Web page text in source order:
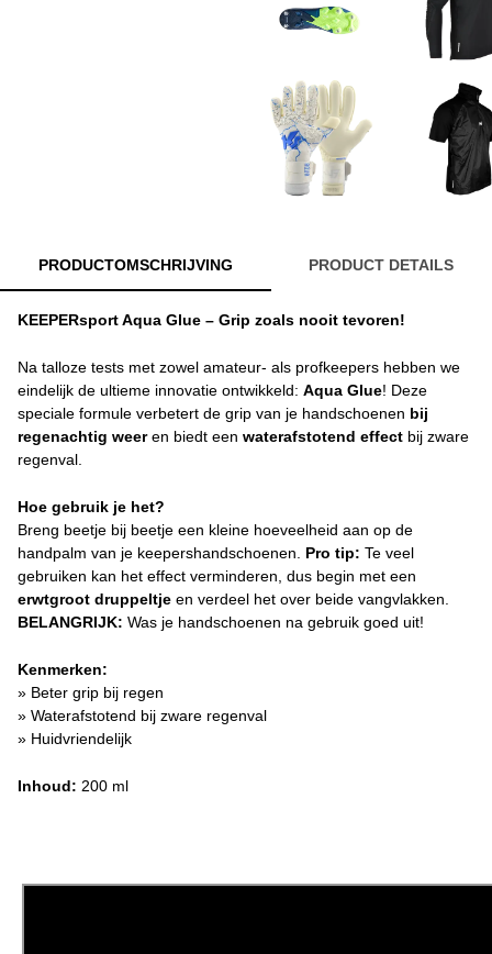
PRODUCTOMSCHRIJVING PRODUCT DETAILS
KEEPERsport Aqua Glue – Grip zoals nooit tevoren!
Na talloze tests met zowel amateur- als profkeepers hebben we
eindelijk de ultieme innovatie ontwikkeld: Aqua Glue! Deze
speciale formule verbetert de grip van je handschoenen bij
regenachtig weeren biedt een waterafstotend effect bij zware
regenval.
Hoe gebruik je het?
Breng beetje bij beetje een kleine hoeveelheid aan op de
handpalm van je keepershandschoenen. Pro tip: Te veel
gebruiken kan het effect verminderen, dus begin met een
erwtgroot druppeltje en verdeel het over beide vangvlakken.
BELANGRIJK: Was je handschoenen na gebruik goed uit!
Kenmerken:
» Beter grip bij regen
» Waterafstotend bij zware regenval
» Huidvriendelijk
Inhoud: 200 ml